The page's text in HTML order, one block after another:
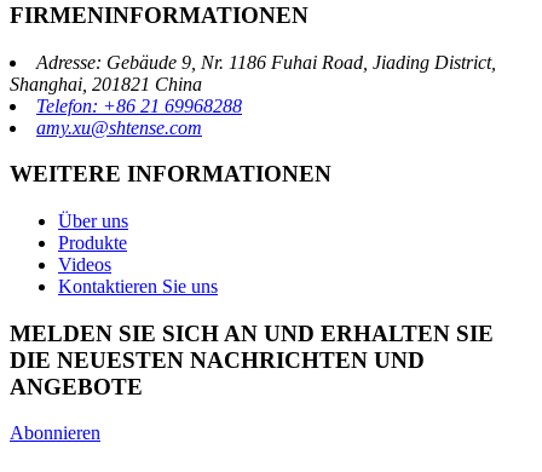
FIRMENINFORMATIONEN
Adresse: Gebäude 9, Nr. 1186 Fuhai Road, Jiading District,
Shanghai, 201821 China
Telefon: +86 21 69968288
amy.xu@shtense.com
WEITERE INFORMATIONEN
Über uns
Produkte
Videos
Kontaktieren Sie uns
MELDEN SIE SICH AN UND ERHALTEN SIE
DIE NEUESTEN NACHRICHTEN UND
ANGEBOTE
Abonnieren